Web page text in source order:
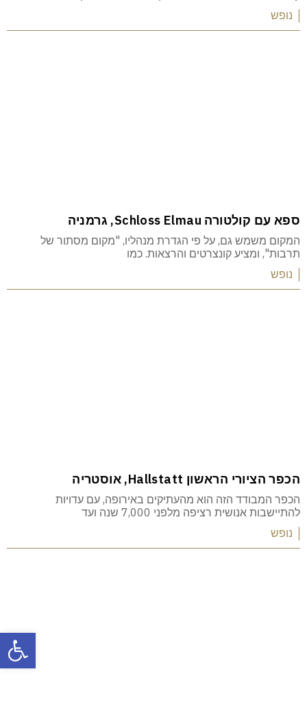
| נופש
ספא עם קולטורה Schloss Elmau, גרמניה
המקום משמש גם, על פי הגדרת מנהליו, "מקום מסתור של
תרבות", ומציע קונצרטים והרצאות. כמו
| נופש
הכפר הציורי הראשון Hallstatt, אוסטריה
הכפר המבודד הזה הוא מהעתיקים באירופה, עם עדויות
להתיישבות אנושית רציפה מלפני 7,000 שנה ועד
| נופש